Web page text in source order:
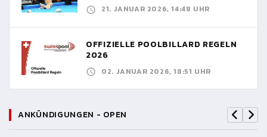
21. JANUAR 2026, 14:48 UHR
OFFIZIELLE POOLBILLARD REGELN
2026
02. JANUAR 2026, 18:51 UHR
ANKÜNDIGUNGEN - OPEN